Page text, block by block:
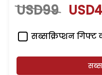
USD99
सब्सक्रिप्शन गिफ्ट